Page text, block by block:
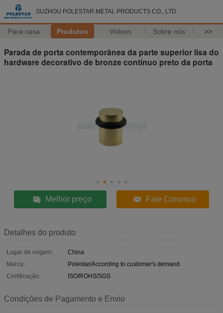
SUZHOU POLESTAR METAL PRODUCTS CO., LTD
Para casa Produtos Vídeos Sobre nós >>
Parada de porta contemporânea da parte superior lisa do
hardware decorativo de bronze contínuo preto da porta
Melhor preço Fale Conosco
Detalhes do produto
Lugar de origem:
China
Marca:
Polestar/According to customer's demand
Certificação:
ISO/ROHS/SGS
Condições de Pagamento e Envio